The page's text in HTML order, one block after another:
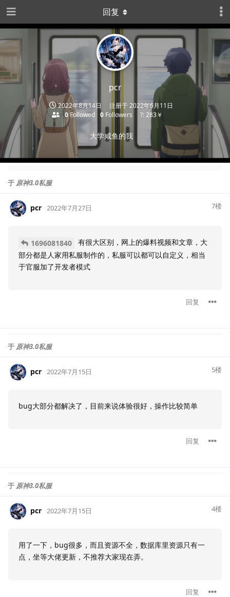
pcr
2022年8月14日 注册于2022年6月11日
0 Followed 0 Followers ?: 283￥
大学咸鱼的我
回复
于 原神3.0私服
pcr 2022年7月27日 7楼
1696081840
有很大区别，网上的爆料视频和文章，大
部分都是人家用私服制作的，私服可以都可以自定义，相当
于官服加了开发者模式
回复
于 原神3.0私服
pcr 2022年7月15日 5楼
bug大部分都解决了，目前来说体验很好，操作比较简单
回复
于 原神3.0私服
pcr 2022年7月15日 4楼
用了一下，bug很多，而且资源不全，数据库里资源只有一
点，坐等大佬更新，不推荐大家现在弄。
回复